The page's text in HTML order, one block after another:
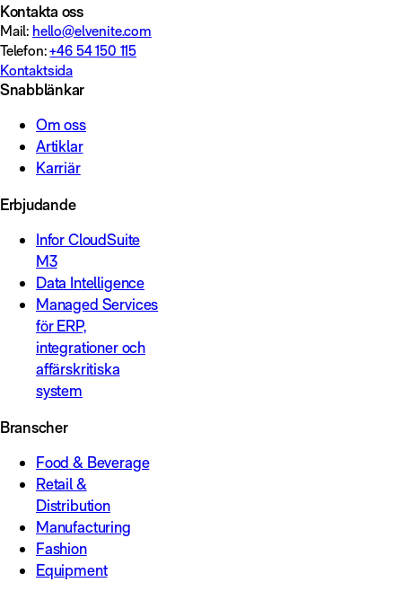
Kontakta oss
Mail: hello@elvenite.com
Telefon:+46 54 150 115
Kontaktsida
Snabblänkar
Om oss
Artiklar
Karriär
Erbjudande
Infor CloudSuite
M3
Data Intelligence
Managed Services
för ERP,
integrationer och
affärskritiska
system
Branscher
Food & Beverage
Retail &
Distribution
Manufacturing
Fashion
Equipment